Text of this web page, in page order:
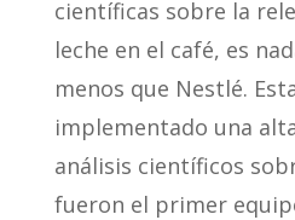
científicas sobre la
leche en el café, es
menos que Nestlé.
implementado una
análisis científicos
fueron el primer